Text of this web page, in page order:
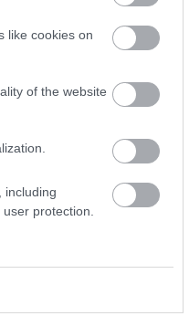
like cookies on
of the website
including
protection.
a